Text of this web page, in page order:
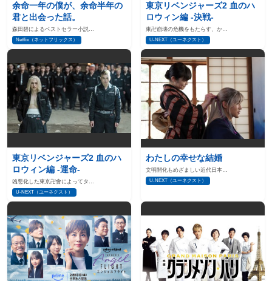
余命一年の僕が、余命半年の
君と出会った話。
森田碧によるベストセラー小説…
Netflix（ネットフリックス）
東京リベンジャーズ2 血のハ
ロウィン編 ‐決戦‐
東卍崩壊の危機をもたらす、か…
U-NEXT（ユーネクスト）
東京リベンジャーズ2 血のハ
ロウィン編 ‐運命‐
凶悪化した東京卍會によってタ…
U-NEXT（ユーネクスト）
わたしの幸せな結婚
文明開化もめざましい近代日本…
U-NEXT（ユーネクスト）